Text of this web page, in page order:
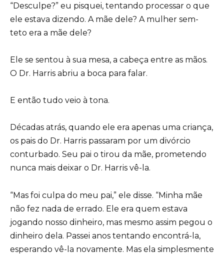
“Desculpe?” eu pisquei, tentando processar o que
ele estava dizendo. A mãe dele? A mulher sem-
teto era a mãe dele?
Ele se sentou à sua mesa, a cabeça entre as mãos.
O Dr. Harris abriu a boca para falar.
E então tudo veio à tona.
Décadas atrás, quando ele era apenas uma criança,
os pais do Dr. Harris passaram por um divórcio
conturbado. Seu pai o tirou da mãe, prometendo
nunca mais deixar o Dr. Harris vê-la.
“Mas foi culpa do meu pai,” ele disse. “Minha mãe
não fez nada de errado. Ele era quem estava
jogando nosso dinheiro, mas mesmo assim pegou o
dinheiro dela. Passei anos tentando encontrá-la,
esperando vê-la novamente. Mas ela simplesmente